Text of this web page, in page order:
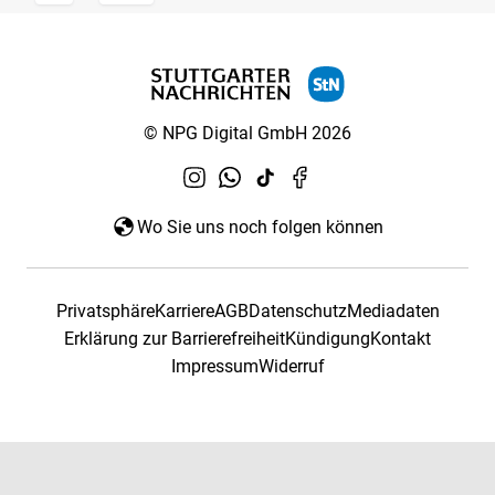
© NPG Digital GmbH 2026
Wo Sie uns noch folgen können
PrivatsphäreKarriereAGBDatenschutzMediadaten
Erklärung zur BarrierefreiheitKündigungKontakt
ImpressumWiderruf